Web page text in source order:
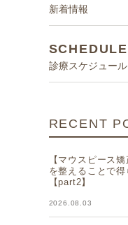
新着情報
SCHEDULE
診療スケジュール
RECENT
【マウスピース
を整えることで
【part2】
2026.08.03